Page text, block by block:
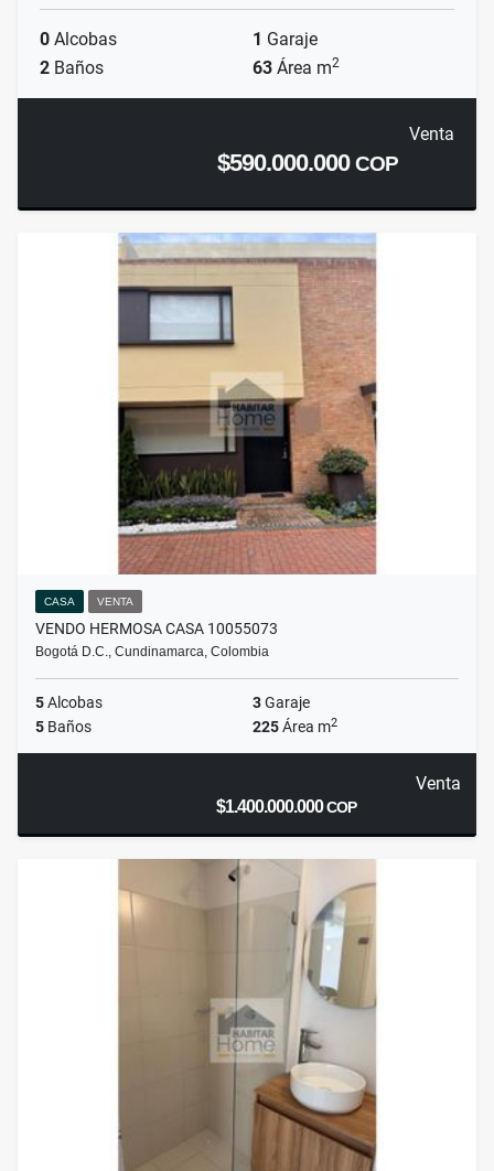
0 Alcobas 1 Garaje
2 Baños 63 Área m2
Venta
$590.000.000COP
CASA VENTA
VENDO HERMOSA CASA 10055073
Bogotá D.C., Cundinamarca, Colombia
5Alcobas 3Garaje
5 Baños 225Área m2
Venta
$1.400.000.000COP